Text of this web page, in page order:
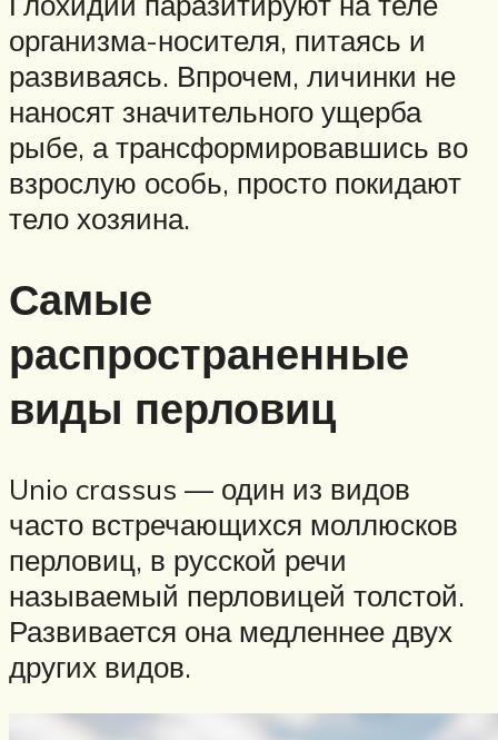
организма-носителя, питаясь и
развиваясь. Впрочем, личинки не
наносят значительного ущерба
рыбе, а трансформировавшись во
взрослую особь, просто покидают
тело хозяина.
Самые
распространенные
виды перловиц
Unio crassus — один из видов
часто встречающихся моллюсков
перловиц, в русской речи
называемый перловицей толстой.
Развивается она медленнее двух
других видов.